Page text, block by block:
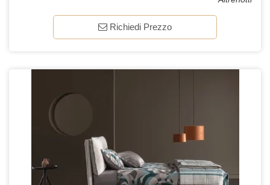
Richiedi Prezzo